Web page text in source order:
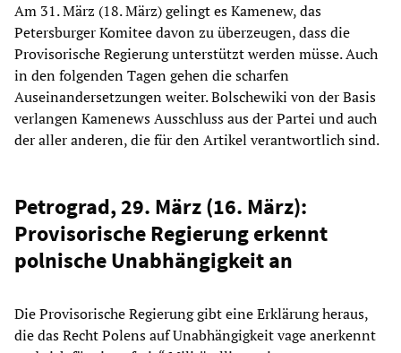
Am 31. März (18. März) gelingt es Kamenew, das
Petersburger Komitee davon zu überzeugen, dass die
Provisorische Regierung unterstützt werden müsse. Auch
in den folgenden Tagen gehen die scharfen
Auseinandersetzungen weiter. Bolschewiki von der Basis
verlangen Kamenews Ausschluss aus der Partei und auch
der aller anderen, die für den Artikel verantwortlich sind.
Petrograd, 29. März (16. März):
Provisorische Regierung erkennt
polnische Unabhängigkeit an
Die Provisorische Regierung gibt eine Erklärung heraus,
die das Recht Polens auf Unabhängigkeit vage anerkennt